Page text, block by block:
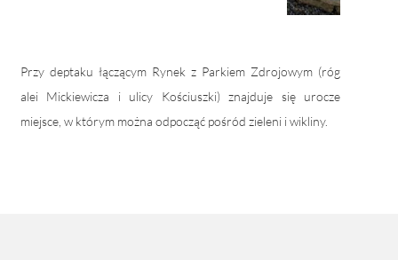
Przy deptaku łączącym Rynek z Parkiem Zdrojowym (róg
alei Mickiewicza i ulicy Kościuszki) znajduje się urocze
miejsce, w którym można odpocząć pośród zieleni i wikliny.